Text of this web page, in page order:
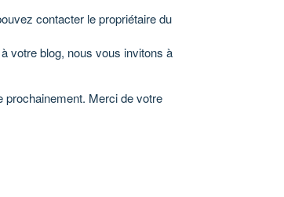
contacter le propriétaire du
votre blog, nous vous invitons à
prochainement. Merci de votre